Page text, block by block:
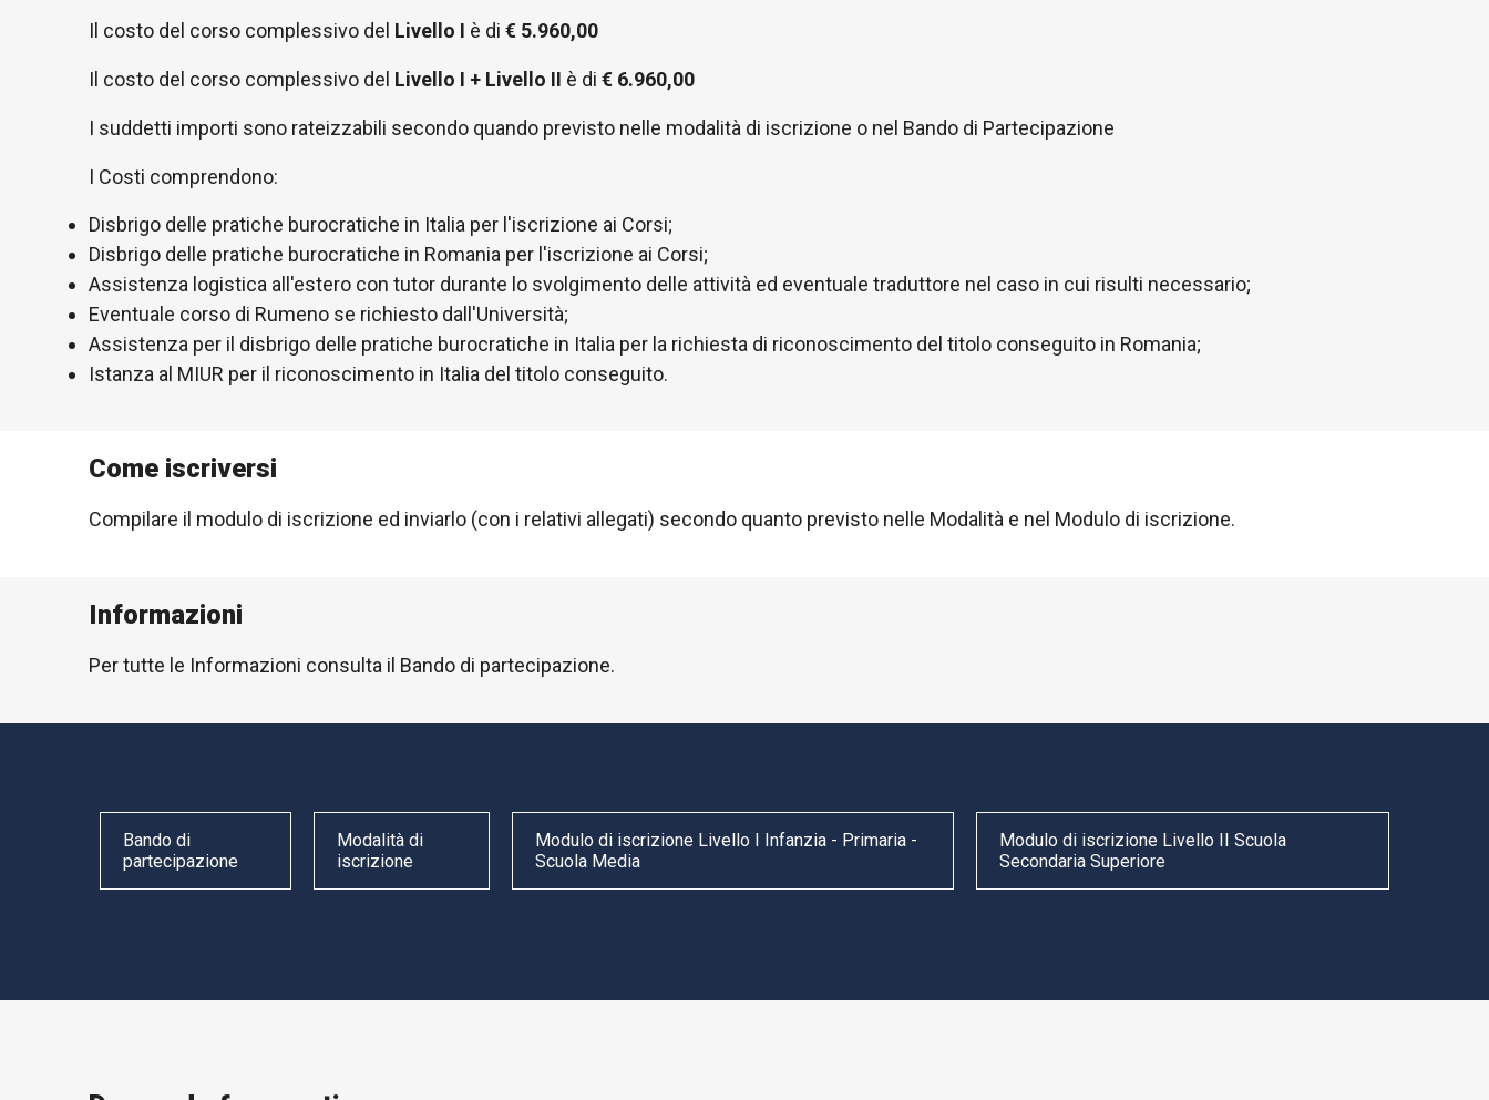
Il costo del corso complessivo del Livello I è di € 5.960,00
Il costo del corso complessivo del Livello I + Livello II è di € 6.960,00
I suddetti importi sono rateizzabili secondo quando previsto nelle modalità di iscrizione o nel Bando di Partecipazione
I Costi comprendono:
Disbrigo delle pratiche burocratiche in Italia per l'iscrizione ai Corsi;
Disbrigo delle pratiche burocratiche in Romania per l'iscrizione ai Corsi;
Assistenza logistica all'estero con tutor durante lo svolgimento delle attività ed eventuale traduttore nel caso in cui risulti necessario;
Eventuale corso di Rumeno se richiesto dall'Università;
Assistenza per il disbrigo delle pratiche burocratiche in Italia per la richiesta di riconoscimento del titolo conseguito in Romania;
Istanza al MIUR per il riconoscimento in Italia del titolo conseguito.
Come iscriversi
Compilare il modulo di iscrizione ed inviarlo (con i relativi allegati) secondo quanto previsto nelle Modalità e nel Modulo di iscrizione.
Informazioni
Per tutte le Informazioni consulta il Bando di partecipazione.
Bando di
partecipazione
Modalità di
iscrizione
Modulo di iscrizione Livello I Infanzia - Primaria -
Scuola Media
Modulo di iscrizione Livello II Scuola
Secondaria Superiore